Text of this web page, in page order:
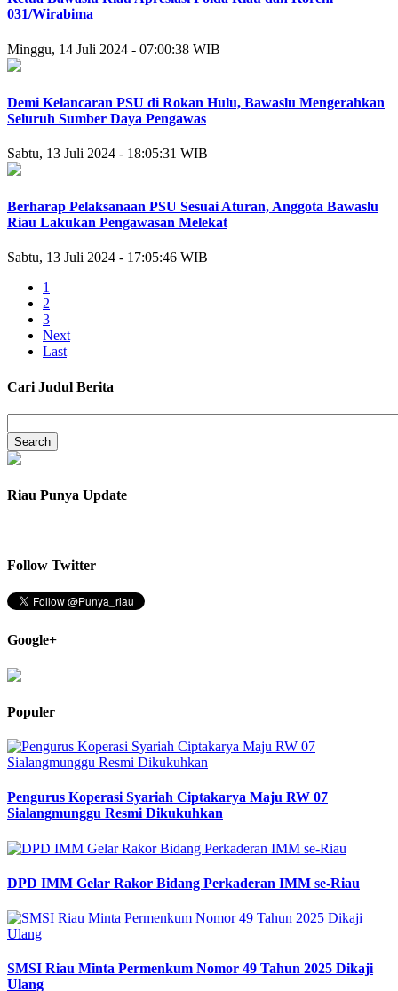
031/Wirabima
Minggu, 14 Juli 2024 - 07:00:38 WIB
Demi Kelancaran PSU di Rokan Hulu, Bawaslu Mengerahkan
Seluruh Sumber Daya Pengawas
Sabtu, 13 Juli 2024 - 18:05:31 WIB
Berharap Pelaksanaan PSU Sesuai Aturan, Anggota Bawaslu
Riau Lakukan Pengawasan Melekat
Sabtu, 13 Juli 2024 - 17:05:46 WIB
1
2
3
Next
Last
Cari Judul Berita
Riau Punya Update
Follow Twitter
Google+
Populer
Pengurus Koperasi Syariah Ciptakarya Maju RW 07
Sialangmunggu Resmi Dikukuhkan
DPD IMM Gelar Rakor Bidang Perkaderan IMM se-Riau
SMSI Riau Minta Permenkum Nomor 49 Tahun 2025 Dikaji
Ulang